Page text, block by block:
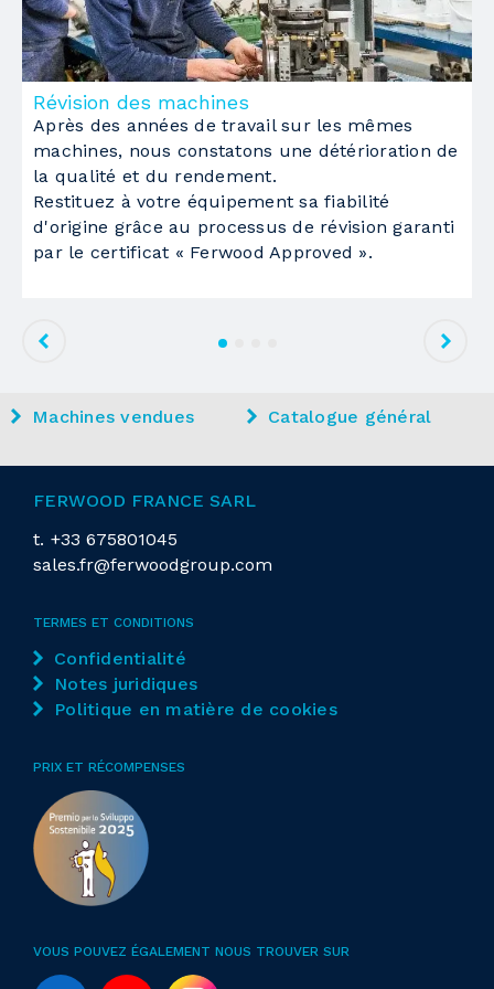
Groupes opérateurs dans la zone de calibrage
côté gauche
1
1
Groupe
double déchiqueteur supérieur et inférieur
Modèle constructeur KD 11
Nb de positions
Système d'encollage
préfuseur pour colle thermofusible
Nb de rouleaux de pression
Groupes opérateurs dans la zone de placage
Groupe de coupe en bout
Révision des machines
Après des années de travail sur les mêmes
machines, nous constatons une détérioration de
la qualité et du rendement.
Restituez à votre équipement sa fiabilité
d'origine grâce au processus de révision garanti
par le certificat « Ferwood Approved ».
Machines vendues Catalogue général
FERWOOD FRANCE SARL
t. +33 675801045
sales.fr@ferwoodgroup.com
TERMES ET CONDITIONS
Confidentialité
Notes juridiques
Politique en matière de cookies
PRIX ET RÉCOMPENSES
VOUS POUVEZ ÉGALEMENT NOUS TROUVER SUR